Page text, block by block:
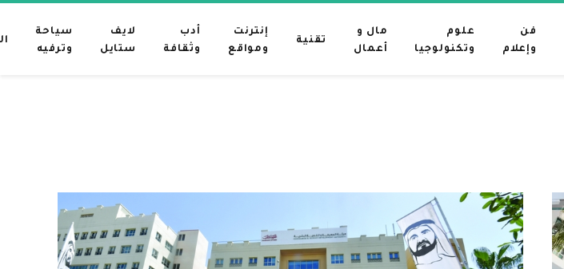
فن
وإعلام
علوم
وتكنولوجيا
مال و
أعمال
تقنية
إنترنت
ومواقع
أدب
وثقافة
لايف
ستايل
سياحة
وترفيه